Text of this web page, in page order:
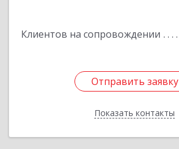
Клиентов на сопровождении
Отправить заявку
Показать контакты
Отправить заявку
Назад